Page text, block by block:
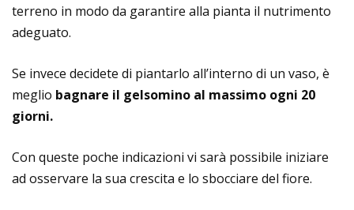
terreno in modo da garantire alla pianta il nutrimento
adeguato.
Se invece decidete di piantarlo all’interno di un vaso, è
meglio bagnare il gelsomino al massimo ogni 20
giorni.
Con queste poche indicazioni vi sarà possibile iniziare
ad osservare la sua crescita e lo sbocciare del fiore.